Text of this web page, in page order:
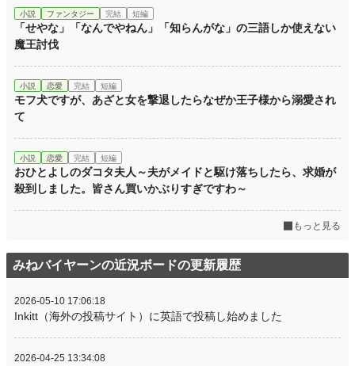
小説 ファンタジー 完結 短編
「せやな」「なんでやねん」「知らんがな」の三語しか使えない
魔王討伐
小説 恋愛 完結 短編
モフ犬ですが、あざと女を撃退したらなぜか王子様から溺愛され
て
小説 恋愛 完結 短編
おひとよしのダコタ夫人～夫がメイドと駆け落ちしたら、求婚が
殺到しました。皆さん買いかぶりすぎですわ～
もっと見る
みねバイヤーンの近況ボードの更新履歴
2026-05-10 17:06:18
Inkitt（海外の投稿サイト）に英語で投稿し始めました
2026-04-25 13:34:08